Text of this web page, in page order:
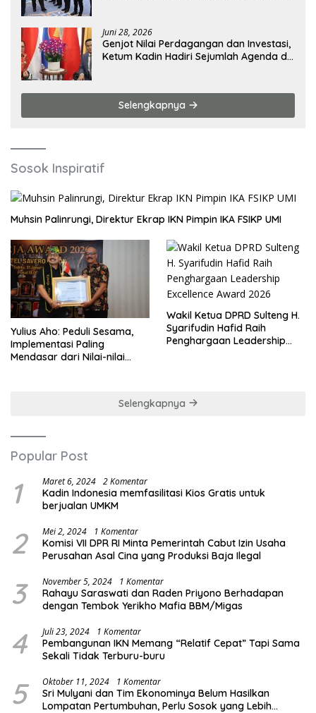
Juni 28, 2026
Genjot Nilai Perdagangan dan Investasi,
Ketum Kadin Hadiri Sejumlah Agenda di
Selengkapnya
Sosok Inspiratif
Muhsin Palinrungi, Direktur Ekrap IKN Pimpin IKA FSIKP UMI
Yulius Aho: Peduli Sesama,
Implementasi Paling
Mendasar dari Nilai-nilai
Wakil Ketua DPRD Sulteng H.
Syarifudin Hafid Raih
Penghargaan Leadership
Selengkapnya
Popular Post
1 Maret 6, 2024 2 Komentar
Kadin Indonesia memfasilitasi Kios Gratis untuk
berjualan UMKM
2 Mei 2, 2024 1 Komentar
Komisi VII DPR RI Minta Pemerintah Cabut Izin Usaha
Perusahan Asal Cina yang Produksi Baja Ilegal
3 November 5, 2024 1 Komentar
Rahayu Saraswati dan Raden Priyono Berhadapan
dengan Tembok Yerikho Mafia BBM/Migas
4 Juli 23, 2024 1 Komentar
Pembangunan IKN Memang “Relatif Cepat” Tapi Sama
Sekali Tidak Terburu-buru
5 Oktober 11, 2024 1 Komentar
Sri Mulyani dan Tim Ekonominya Belum Hasilkan
Lompatan Pertumbuhan, Perlu Sosok yang Lebih